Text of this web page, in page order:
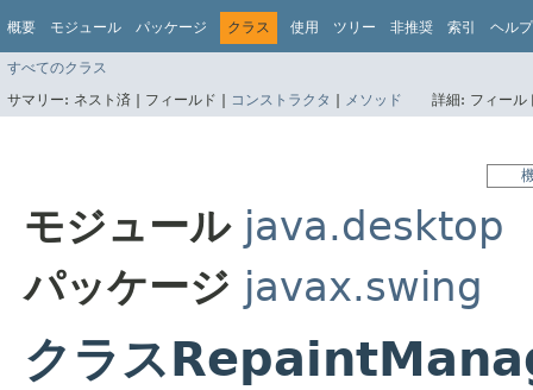
概要 モジュール パッケージ クラス 使用 ツリー 非推奨 索引 ヘルプ
すべてのクラス
サマリー: ネスト済 | フィールド | コンストラクタ | メソッド 詳細: フィー
モジュール java.desktop
パッケージ javax.swing
クラス